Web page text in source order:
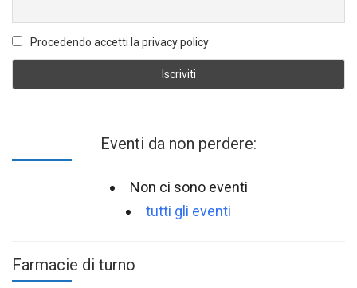
Procedendo accetti la privacy policy
Eventi da non perdere:
Non ci sono eventi
tutti gli eventi
Farmacie di turno